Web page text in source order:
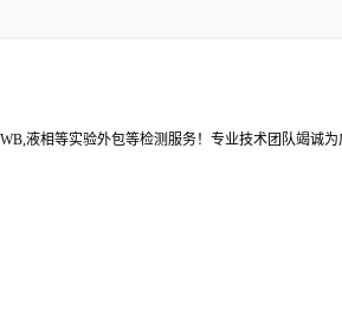
液相等实验外包等检测服务！专业技术团队竭诚